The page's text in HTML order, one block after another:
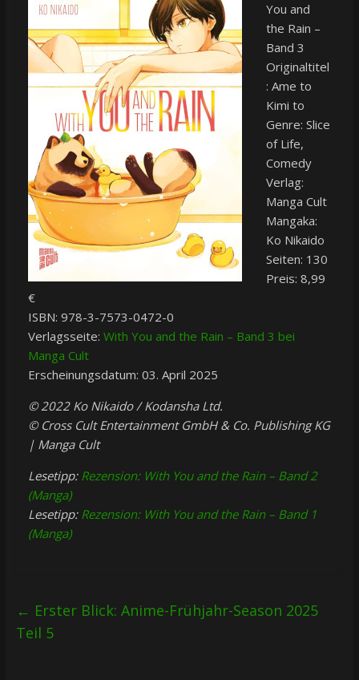
You and
the Rain –
Band 3
Originaltitel
: Ame to
Kimi to
Genre: Slice
of Life,
Comedy
Verlag:
Manga Cult
Mangaka:
Ko Nikaido
Seiten: 130
Preis: 8,99
€
ISBN: 978-3-7573-0472-0
Verlagsseite: With You and the Rain – Band 3 bei
Manga Cult
Erscheinungsdatum: 03. April 2025
© 2022 Ko Nikaido / Kodansha Ltd.
© Cross Cult Entertainment GmbH & Co. Publishing KG
| Manga Cult
Lesetipp: Rezension: With You and the Rain – Band 2
(Manga)
Lesetipp: Rezension: With You and the Rain – Band 1
(Manga)
← Erster Blick: Anime-Frühjahr-Season 2025
Teil 5